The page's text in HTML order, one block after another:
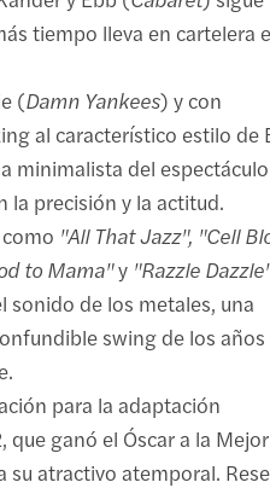
tiempo lleva en cartelera
(Damn Yankees) y con
al característico estilo de
minimalista del espectáculo
la precisión y la actitud.
"All That Jazz", "Cell
to Mama"y "Razzle
sonido de los metales, una
swing de los
para la adaptación
ganó el Óscar a la Mejor
su atractivo atemporal.